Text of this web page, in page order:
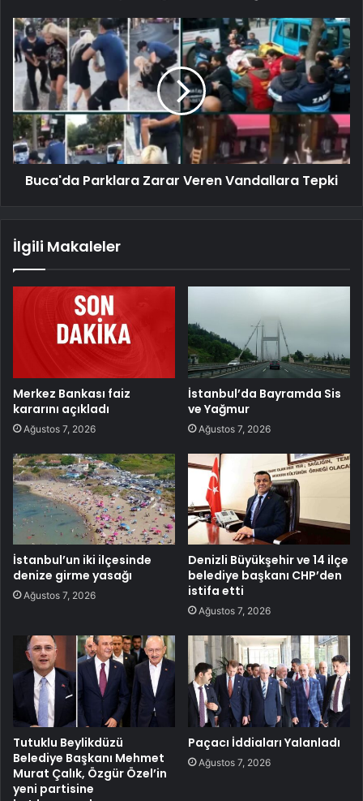
Buca'da Parklara Zarar Veren Vandallara Tepki
İlgili Makaleler
Merkez Bankası faiz
kararını açıkladı
Ağustos 7, 2026
İstanbul’da Bayramda Sis
ve Yağmur
Ağustos 7, 2026
İstanbul’un iki ilçesinde
denize girme yasağı
Ağustos 7, 2026
Denizli Büyükşehir ve 14 ilçe
belediye başkanı CHP’den
istifa etti
Ağustos 7, 2026
Tutuklu Beylikdüzü
Belediye Başkanı Mehmet
Murat Çalık, Özgür Özel’in
yeni partisine
Paçacı İddiaları Yalanladı
Ağustos 7, 2026